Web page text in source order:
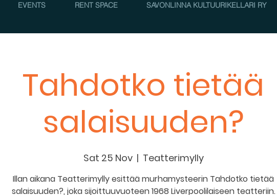
EVENTS RENT SPACE SAVONLINNA KULTUURIKELLARI RY
Tahdotko tietää
salaisuuden?
Sat 25 Nov
  |
Teatterimylly
Illan aikana Teatterimylly esittää murhamysteerin Tahdotko tietää
salaisuuden?, joka sijoittuuvuoteen 1968 Liverpoolilaiseen teatteriin.